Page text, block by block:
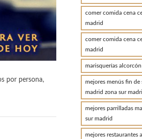
por persona,
comer comida cena
madrid
comer comida cena
madrid
marisquerías alcorcón
mejores menús fin de
madrid zona sur
mejores parrilladas
sur madrid
mejores restaurantes